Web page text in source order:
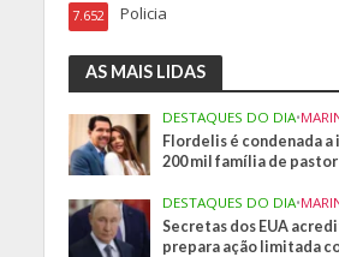
Policia
7.652
AS MAIS LIDAS
DESTAQUES DO DIA•
Flordelis é condenada a
200 mil família de
DESTAQUES DO DIA•
Secretas dos EUA
prepara ação limitada